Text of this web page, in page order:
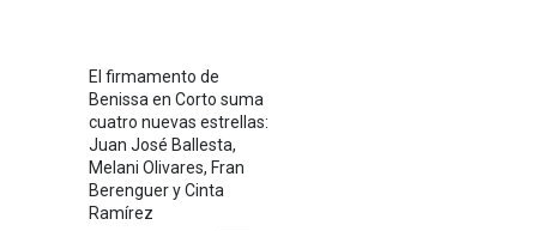
El firmamento de
Benissa en Corto suma
cuatro nuevas estrellas:
Juan José Ballesta,
Melani Olivares, Fran
Berenguer y Cinta
Ramírez